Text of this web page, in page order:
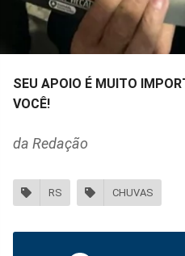
SEU APOIO É MUITO
VOCÊ!
da Redação
RS CHUVAS